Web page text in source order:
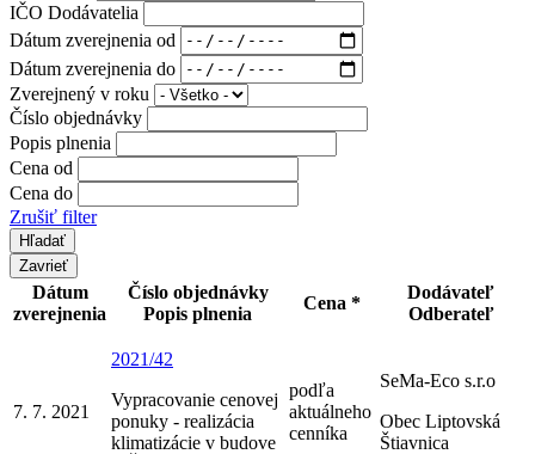
IČO Dodávatelia
Dátum zverejnenia od
Dátum zverejnenia do
Zverejnený v roku
Číslo objednávky
Popis plnenia
Cena od
Cena do
Zrušiť filter
Zavrieť
Dátum
zverejnenia
Číslo objednávky
Popis plnenia
Cena *
Dodávateľ
Odberateľ
7. 7. 2021
2021/42
Vypracovanie cenovej
ponuky - realizácia
klimatizácie v budove
podľa
aktuálneho
cenníka
SeMa-Eco s.r.o
Obec Liptovská
Štiavnica